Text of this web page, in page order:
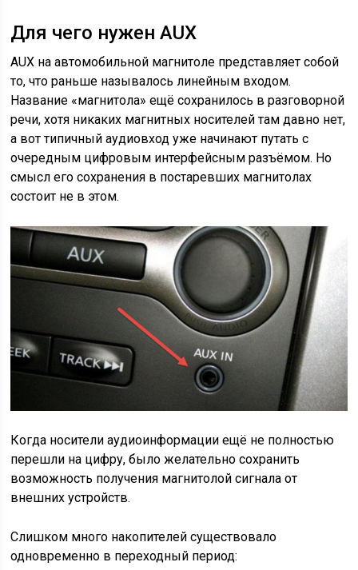
Для чего нужен AUX
AUX на автомобильной магнитоле представляет собой
то, что раньше называлось линейным входом.
Название «магнитола» ещё сохранилось в разговорной
речи, хотя никаких магнитных носителей там давно нет,
а вот типичный аудиовход уже начинают путать с
очередным цифровым интерфейсным разъёмом. Но
смысл его сохранения в постаревших магнитолах
состоит не в этом.
Когда носители аудиоинформации ещё не полностью
перешли на цифру, было желательно сохранить
возможность получения магнитолой сигнала от
внешних устройств.
Слишком много накопителей существовало
одновременно в переходный период: